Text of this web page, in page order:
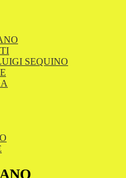
SEQUINO